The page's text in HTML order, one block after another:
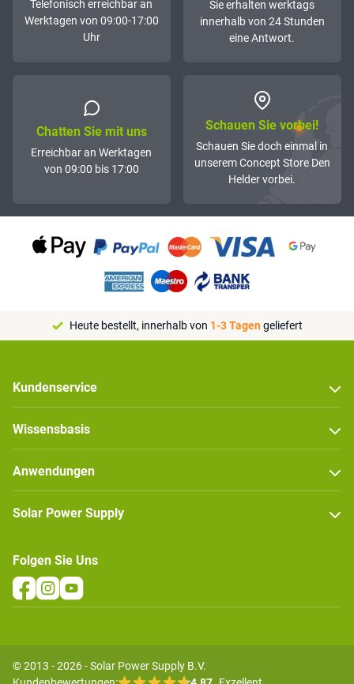
Telefonisch erreichbar an
Werktagen von 09:00-17:00
Uhr
Sie erhalten werktags
innerhalb von 24 Stunden
eine Antwort.
Chatten Sie mit uns
Erreichbar an Werktagen
von 09:00 bis 17:00
Schauen Sie vorbei!
Schauen Sie doch einmal in
unserem Concept Store Den
Helder vorbei.
Heute bestellt, innerhalb von 1-3 Tagengeliefert
Kundenservice
Wissensbasis
Anwendungen
Solar Power Supply
Folgen Sie Uns
© 2013 - 2026 - Solar Power Supply B.V.